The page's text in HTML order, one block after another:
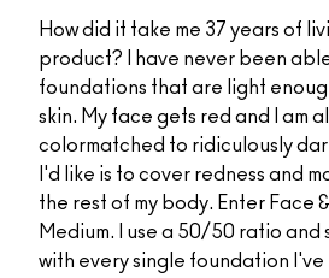
How did it take me 37 years of
product? I have never been
foundations that are light
skin. My face gets red and I am
colormatched to ridiculously
I'd like is to cover redness and
the rest of my body. Enter Face
Medium. I use a 50/50 ratio
with every single foundation